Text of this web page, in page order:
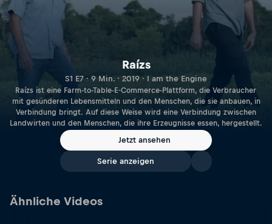
Raízs
S1 E7 · 9 Min. · 2019 · I am the Engine
Raízs ist eine Farm-to-Table-E-Commerce-Plattform, die Verbraucher
mit gesünderen Lebensmitteln und den Menschen, die sie anbauen, in
Verbindung bringt. Auf diese Weise wird eine Verbindung zwischen
Landwirten und den Menschen, die ihre Erzeugnisse essen, hergestellt.
Jetzt ansehen
Serie anzeigen
Ähnliche Videos